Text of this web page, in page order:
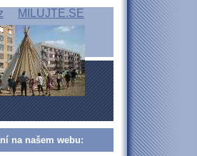
MILUJTE.SE
na našem webu: